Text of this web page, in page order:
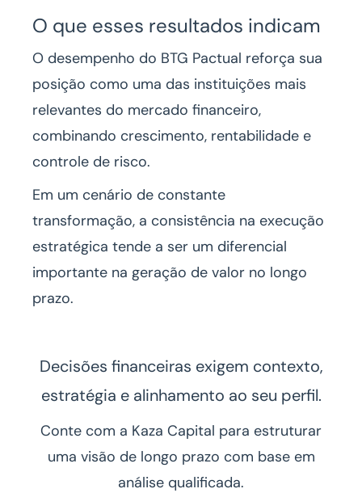
O que esses resultados indicam
O desempenho do BTG Pactual reforça sua
posição como uma das instituições mais
relevantes do mercado financeiro,
combinando crescimento, rentabilidade e
controle de risco.
Em um cenário de constante
transformação, a consistência na execução
estratégica tende a ser um diferencial
importante na geração de valor no longo
prazo.
Decisões financeiras exigem contexto,
estratégia e alinhamento ao seu perfil.
Conte com a Kaza Capital para estruturar
uma visão de longo prazo com base em
análise qualificada.